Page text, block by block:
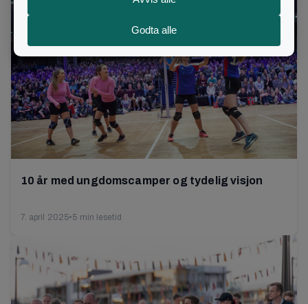
10 år med ungdomscamper og tydelig visjon
7. april 2025•5 min lesetid